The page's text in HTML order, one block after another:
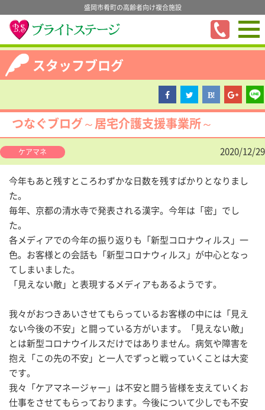
盛岡市肴町の高齢者向け複合施設
スタッフブログ
つなぐブログ～居宅介護支援事業所～
ケアマネ 2020/12/29
今年もあと残すところわずかな日数を残すばかりとなりまし
た。
毎年、京都の清水寺で発表される漢字。今年は「密」でし
た。
各メディアでの今年の振り返りも「新型コロナウィルス」一
色。お客様との会話も「新型コロナウィルス」が中心となっ
てしまいました。
「見えない敵」と表現するメディアもあるようです。
我々がおつきあいさせてもらっているお客様の中には「見え
ない今後の不安」と闘っている方がいます。「見えない敵」
とは新型コロナウイルスだけではありません。病気や障害を
抱え「この先の不安」と一人でずっと戦っていくことは大変
です。
我々「ケアマネージャー」は不安と闘う皆様を支えていくお
仕事をさせてもらっております。今後について少しでも不安